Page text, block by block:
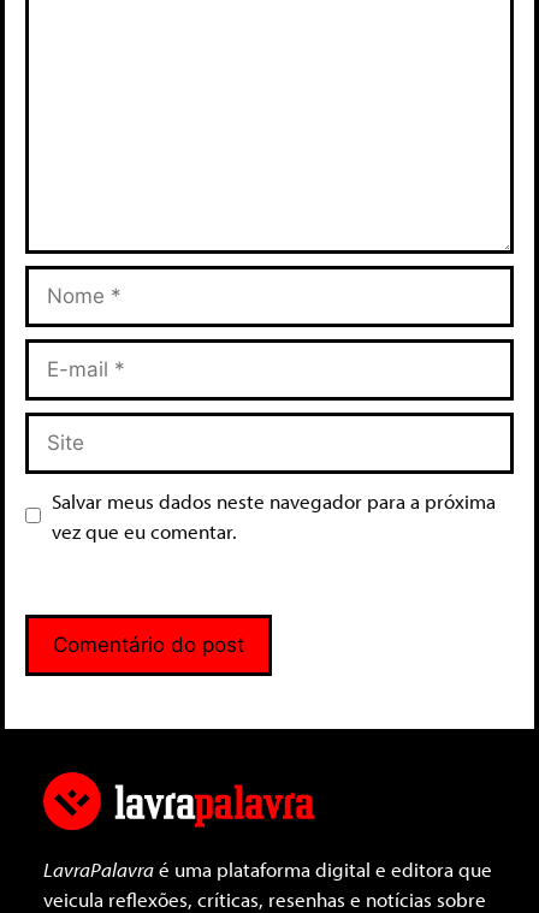
Salvar meus dados neste navegador para a próxima
vez que eu comentar.
LavraPalavraé uma plataforma digital e editora que
veicula reflexões, críticas, resenhas e notícias sobre